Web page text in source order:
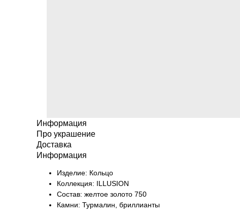
Информация
Про украшение
Доставка
Информация
Изделие: Кольцо
Коллекция: ILLUSION
Состав: желтое золото 750
Камни: Турмалин, бриллианты